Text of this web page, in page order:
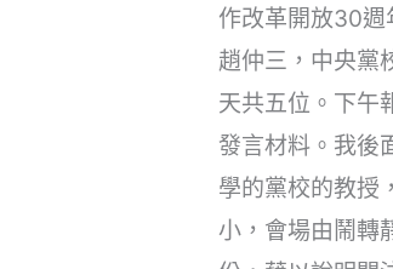
作改革開放30週
趙仲三，中央黨
天共五位。下午
發言材料。我後
學的黨校的教授
小，會場由鬧轉